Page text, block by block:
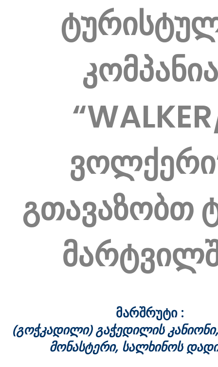
კომპანია
გთავაზობთ
მარშრუტი :
(გოჭკადილი) გაჭედილის
მონასტერი, სალხინოს